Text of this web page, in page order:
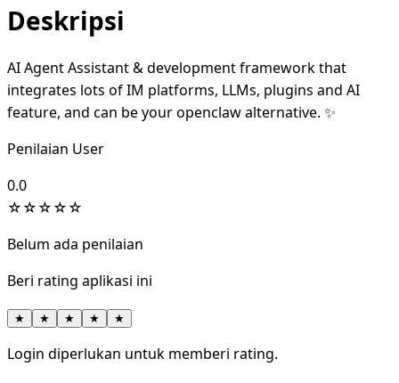
Deskripsi
AI Agent Assistant & development framework that
integrates lots of IM platforms, LLMs, plugins and AI
feature, and can be your openclaw alternative. ✨
Penilaian User
0.0
☆☆☆☆☆
Belum ada penilaian
Beri rating aplikasi ini
★ ★ ★ ★ ★
Login diperlukan untuk memberi rating.